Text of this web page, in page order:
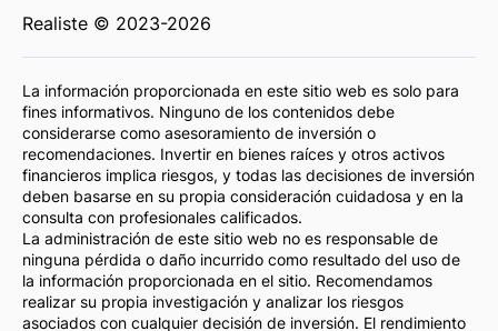
Realiste © 2023-2026
La información proporcionada en este sitio web es solo para
fines informativos. Ninguno de los contenidos debe
considerarse como asesoramiento de inversión o
recomendaciones. Invertir en bienes raíces y otros activos
financieros implica riesgos, y todas las decisiones de inversión
deben basarse en su propia consideración cuidadosa y en la
consulta con profesionales calificados.
La administración de este sitio web no es responsable de
ninguna pérdida o daño incurrido como resultado del uso de
la información proporcionada en el sitio. Recomendamos
realizar su propia investigación y analizar los riesgos
asociados con cualquier decisión de inversión. El rendimiento